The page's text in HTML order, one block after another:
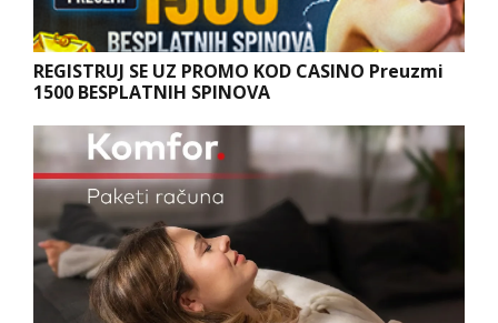
REGISTRUJ SE UZ PROMO KOD CASINO Preuzmi
1500 BESPLATNIH SPINOVA